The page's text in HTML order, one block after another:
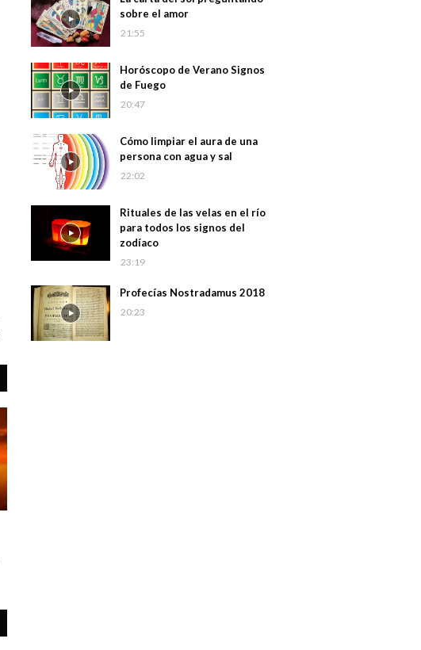
sobre el amor
21:55
Horóscopo de Verano Signos
de Fuego
20:47
Cómo limpiar el aura de una
persona con agua y sal
22:02
Rituales de las velas en el río
para todos los signos del
zodíaco
23:19
Profecías Nostradamus 2018
20:23